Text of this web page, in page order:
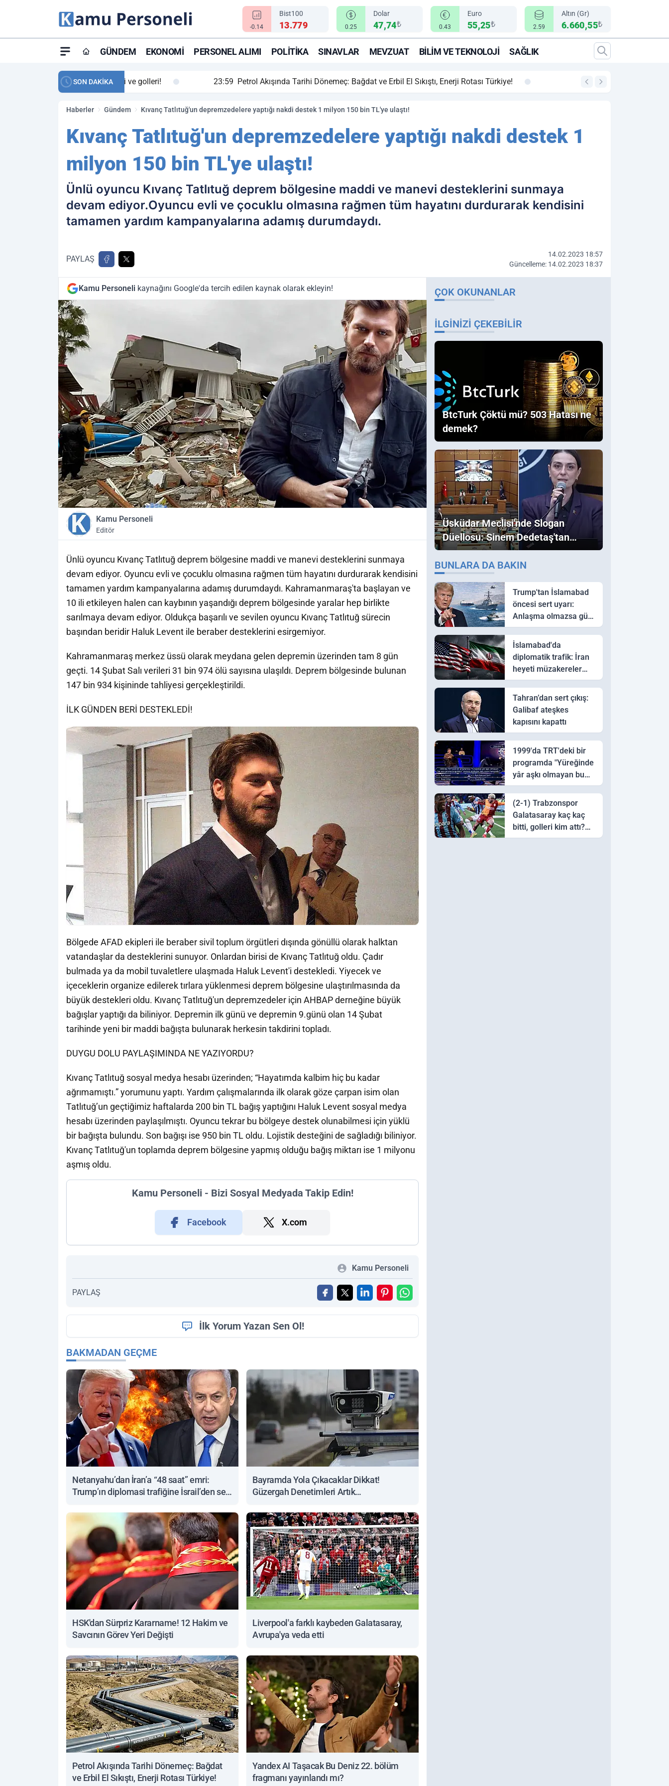
-0.14
Bist100
13.779 0.25
Dolar
47,74₺ 0.43
Euro
55,25₺ 2.59
Altın (Gr)
6.660,55₺
GÜNDEM EKONOMI PERSONEL ALIMI POLITIKA SINAVLAR MEVZUAT BILIM VE TEKNOLOJI SAĞLIK
SON DAKİKA
maç özeti ve golleri! 23:59 Petrol Akışında Tarihi Dönemeç: Bağdat ve Erbil El Sıkıştı, Enerji Rotası Türkiye! 00:12
Haberler Gündem Kıvanç Tatlıtuğ'un depremzedelere yaptığı nakdi destek 1 milyon 150 bin TL'ye ulaştı!
Kıvanç Tatlıtuğ'un depremzedelere yaptığı nakdi destek 1
milyon 150 bin TL'ye ulaştı!
Ünlü oyuncu Kıvanç Tatlıtuğ deprem bölgesine maddi ve manevi desteklerini sunmaya
devam ediyor.Oyuncu evli ve çocuklu olmasına rağmen tüm hayatını durdurarak kendisini
tamamen yardım kampanyalarına adamış durumdaydı.
PAYLAŞ
14.02.2023 18:57
Güncelleme: 14.02.2023 18:37
Kamu Personeli kaynağını Google'da tercih edilen kaynak olarak ekleyin!
Kamu Personeli
Editör
Ünlü oyuncu Kıvanç Tatlıtuğ deprem bölgesine maddi ve manevi desteklerini sunmaya
devam ediyor. Oyuncu evli ve çocuklu olmasına rağmen tüm hayatını durdurarak kendisini
tamamen yardım kampanyalarına adamış durumdaydı. Kahramanmaraş'ta başlayan ve
10 ili etkileyen halen can kaybının yaşandığı deprem bölgesinde yaralar hep birlikte
sarılmaya devam ediyor. Oldukça başarılı ve sevilen oyuncu Kıvanç Tatlıtuğ sürecin
başından beridir Haluk Levent ile beraber desteklerini esirgemiyor.
Kahramanmaraş merkez üssü olarak meydana gelen depremin üzerinden tam 8 gün
geçti. 14 Şubat Salı verileri 31 bin 974 ölü sayısına ulaşıldı. Deprem bölgesinde bulunan
147 bin 934 kişininde tahliyesi gerçekleştirildi.
İLK GÜNDEN BERİ DESTEKLEDİ!
Bölgede AFAD ekipleri ile beraber sivil toplum örgütleri dışında gönüllü olarak halktan
vatandaşlar da desteklerini sunuyor. Onlardan birisi de Kıvanç Tatlıtuğ oldu. Çadır
bulmada ya da mobil tuvaletlere ulaşmada Haluk Levent'i destekledi. Yiyecek ve
içeceklerin organize edilerek tırlara yüklenmesi deprem bölgesine ulaştırılmasında da
büyük destekleri oldu. Kıvanç Tatlıtuğ'un depremzedeler için AHBAP derneğine büyük
bağışlar yaptığı da biliniyor. Depremin ilk günü ve depremin 9.günü olan 14 Şubat
tarihinde yeni bir maddi bağışta bulunarak herkesin takdirini topladı.
DUYGU DOLU PAYLAŞIMINDA NE YAZIYORDU?
Kıvanç Tatlıtuğ sosyal medya hesabı üzerinden; “Hayatımda kalbim hiç bu kadar
ağrımamıştı.” yorumunu yaptı. Yardım çalışmalarında ilk olarak göze çarpan isim olan
Tatlıtuğ’un geçtiğimiz haftalarda 200 bin TL bağış yaptığını Haluk Levent sosyal medya
hesabı üzerinden paylaşılmıştı. Oyuncu tekrar bu bölgeye destek olunabilmesi için yüklü
bir bağışta bulundu. Son bağışı ise 950 bin TL oldu. Lojistik desteğini de sağladığı biliniyor.
Kıvanç Tatlıtuğ'un toplamda deprem bölgesine yapmış olduğu bağış miktarı ise 1 milyonu
aşmış oldu.
Kamu Personeli - Bizi Sosyal Medyada Takip Edin!
Facebook X.com
Kamu Personeli
PAYLAŞ
İlk Yorum Yazan Sen Ol!
BAKMADAN GEÇME
Netanyahu’dan İran’a “48 saat” emri:
Trump’ın diplomasi trafiğine İsrail’den sert
Bayramda Yola Çıkacaklar Dikkat!
Güzergah Denetimleri Artık
HSK'dan Sürpriz Kararname! 12 Hakim ve
Savcının Görev Yeri Değişti
Liverpool'a farklı kaybeden Galatasaray,
Avrupa'ya veda etti
Petrol Akışında Tarihi Dönemeç: Bağdat
ve Erbil El Sıkıştı, Enerji Rotası Türkiye!
Yandex AI Taşacak Bu Deniz 22. bölüm
fragmanı yayınlandı mı?
ÇOK OKUNANLAR
İLGINIZI ÇEKEBILIR
BtcTurk Çöktü mü? 503 Hatası ne
demek?
Üsküdar Meclisi'nde Slogan
Düellosu: Sinem Dedetaş'tan
Ezber Bozan "Erdoğan" ve
"İmamoğlu" Çıkışı!
BUNLARA DA BAKIN
Trump'tan İslamabad
öncesi sert uyarı:
Anlaşma olmazsa güç
kullanırız
İslamabad'da
diplomatik trafik: İran
heyeti müzakereler
için Pakistan'a ulaştı
Tahran’dan sert çıkış:
Galibaf ateşkes
kapısını kapattı
1999'da TRT'deki bir
programda "Yüreğinde
yâr aşkı olmayan bu
sazı çalarsa tingirdatır"
sözünü söyleyen halk
ozanı hangisidir?
(2-1) Trabzonspor
Galatasaray kaç kaç
bitti, golleri kim attı?
Trabzonspor